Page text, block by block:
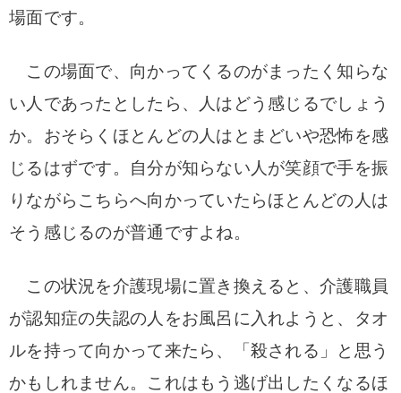
場面です。
この場面で、向かってくるのがまったく知らな
い人であったとしたら、人はどう感じるでしょう
か。おそらくほとんどの人はとまどいや恐怖を感
じるはずです。自分が知らない人が笑顔で手を振
りながらこちらへ向かっていたらほとんどの人は
そう感じるのが普通ですよね。
この状況を介護現場に置き換えると、介護職員
が認知症の失認の人をお風呂に入れようと、タオ
ルを持って向かって来たら、「殺される」と思う
かもしれません。これはもう逃げ出したくなるほ